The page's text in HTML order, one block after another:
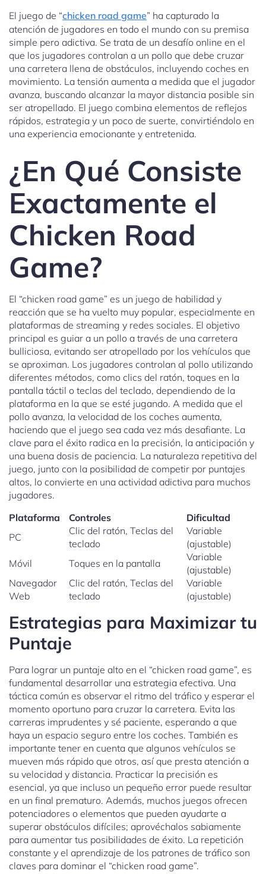
El juego de “chicken road game” ha capturado la
atención de jugadores en todo el mundo con su premisa
simple pero adictiva. Se trata de un desafío online en el
que los jugadores controlan a un pollo que debe cruzar
una carretera llena de obstáculos, incluyendo coches en
movimiento. La tensión aumenta a medida que el jugador
avanza, buscando alcanzar la mayor distancia posible sin
ser atropellado. El juego combina elementos de reflejos
rápidos, estrategia y un poco de suerte, convirtiéndolo en
una experiencia emocionante y entretenida.
¿En Qué Consiste
Exactamente el
Chicken Road
Game?
El “chicken road game” es un juego de habilidad y
reacción que se ha vuelto muy popular, especialmente en
plataformas de streaming y redes sociales. El objetivo
principal es guiar a un pollo a través de una carretera
bulliciosa, evitando ser atropellado por los vehículos que
se aproximan. Los jugadores controlan al pollo utilizando
diferentes métodos, como clics del ratón, toques en la
pantalla táctil o teclas del teclado, dependiendo de la
plataforma en la que se esté jugando. A medida que el
pollo avanza, la velocidad de los coches aumenta,
haciendo que el juego sea cada vez más desafiante. La
clave para el éxito radica en la precisión, la anticipación y
una buena dosis de paciencia. La naturaleza repetitiva del
juego, junto con la posibilidad de competir por puntajes
altos, lo convierte en una actividad adictiva para muchos
jugadores.
Plataforma
Controles
Dificultad
PC
Clic del ratón, Teclas del
teclado
Variable
(ajustable)
Móvil
Toques en la pantalla
Variable
(ajustable)
Navegador
Web
Clic del ratón, Teclas del
teclado
Variable
(ajustable)
Estrategias para Maximizar tu
Puntaje
Para lograr un puntaje alto en el “chicken road game”, es
fundamental desarrollar una estrategia efectiva. Una
táctica común es observar el ritmo del tráfico y esperar el
momento oportuno para cruzar la carretera. Evita las
carreras imprudentes y sé paciente, esperando a que
haya un espacio seguro entre los coches. También es
importante tener en cuenta que algunos vehículos se
mueven más rápido que otros, así que presta atención a
su velocidad y distancia. Practicar la precisión es
esencial, ya que incluso un pequeño error puede resultar
en un final prematuro. Además, muchos juegos ofrecen
potenciadores o elementos que pueden ayudarte a
superar obstáculos difíciles; aprovéchalos sabiamente
para aumentar tus posibilidades de éxito. La repetición
constante y el aprendizaje de los patrones de tráfico son
claves para dominar el “chicken road game”.